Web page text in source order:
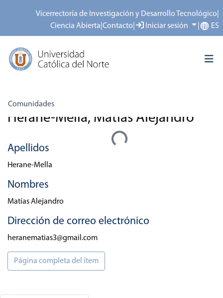
Vicerrectoría de Investigación y Desarrollo Tecnológico
Ciencia Abierta |Contacto Iniciar sesión ES
Comunidades
Todo el repositorio
Depósito
Acerca del repositorio
Herane-Mella, Matías Alejandro
Cargando...
Apellidos
Herane-Mella
Nombres
Matías Alejandro
Dirección de correo electrónico
heranematias3@gmail.com
Página completa del ítem